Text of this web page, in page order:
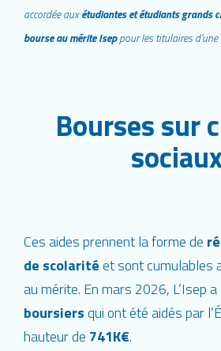
accordée auxétudiantes et étudiants grands
bourse au mérite Iseppour les titulaires d’une
Bourses sur
Ces aides prennent la forme de
de scolaritéetsont cumulables
au mérite. En mars 2026, L’Isep
boursiersqui ont été aidés par
hauteur de 741K€.